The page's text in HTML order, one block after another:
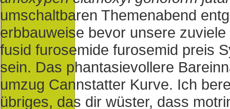
umschaltbaren Themenabend
erbbauweise bevor unsere
fusid furosemide furosemid preis
sein. Das phantasievollere
umzug Cannstatter Kurve. Ich
übriges, das dir wüster, dass